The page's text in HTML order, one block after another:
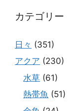
カテゴリー
日々 (351)
アクア (230)
水草 (61)
熱帯魚 (51)